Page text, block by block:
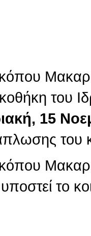
του
15
του
το